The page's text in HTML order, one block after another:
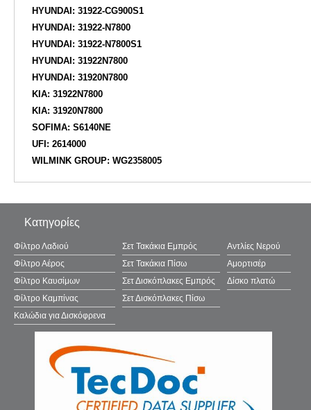
HYUNDAI: 31922-CG900S1
HYUNDAI: 31922-N7800
HYUNDAI: 31922-N7800S1
HYUNDAI: 31922N7800
HYUNDAI: 31920N7800
KIA: 31922N7800
KIA: 31920N7800
SOFIMA: S6140NE
UFI: 2614000
WILMINK GROUP: WG2358005
Κατηγορίες
Φίλτρο Λαδιού Σετ Τακάκια Εμπρός
Αντλίες Νερού
Φίλτρο Αέρος
Σετ Τακάκια Πίσω
Αμορτισέρ
Φίλτρο Καυσίμων
Σετ Δισκόπλακες Εμπρός
Δίσκο πλατώ
Φίλτρο Καμπίνας
Σετ Δισκόπλακες Πίσω
Καλώδια για Δισκόφρενα